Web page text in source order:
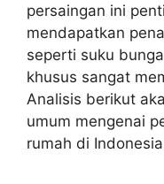
persaingan ini
mendapatkan
seperti suku
khusus sangat
Analisis berikut
umum mengenai
rumah di